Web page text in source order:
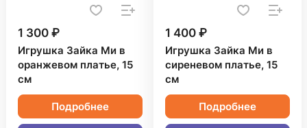
1 300 ₽
Игрушка Зайка Ми в
оранжевом платье, 15
см
Подробнее
1 400 ₽
Игрушка Зайка Ми в
сиреневом платье, 15
см
Подробнее